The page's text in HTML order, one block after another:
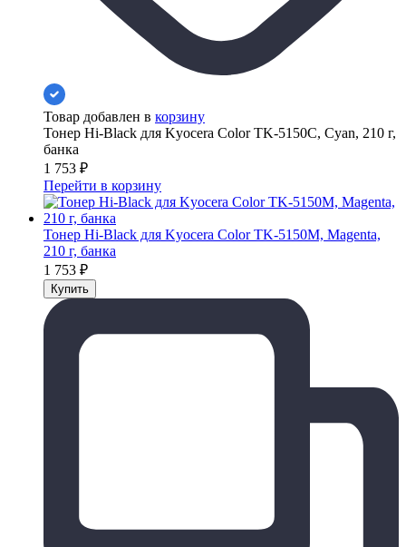
Товар добавлен в корзину
Тонер Hi-Black для Kyocera Color TK-5150C, Сyan, 210 г,
банка
1 753 ₽
Перейти в корзину
Тонер Hi-Black для Kyocera Color TK-5150M, Magenta,
210 г, банка
1 753 ₽